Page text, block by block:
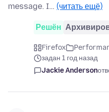
message. I… (читать ещё)
Решён
Firefox
задан 1 год назад
Jackie Anderson